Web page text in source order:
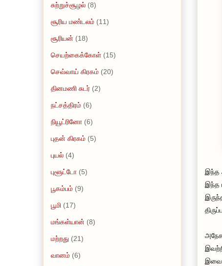
இந்த
இந்த
இவை
சுற்றுச்சூழல் (8)
சூரிய மண்டலம் (11)
சூரியன் (18)
செயற்கைக்கோள் (15)
செவ்வாய் கிரகம் (20)
தினமணி சுடர் (2)
நட்சத்திரம் (6)
நியூட்ரினோ (6)
புதன் கிரகம் (5)
புயல் (4)
புளூட்டோ (5)
பூகம்பம் (9)
பூமி (17)
மங்கள்யான் (8)
மற்றது (21)
வானம் (6)